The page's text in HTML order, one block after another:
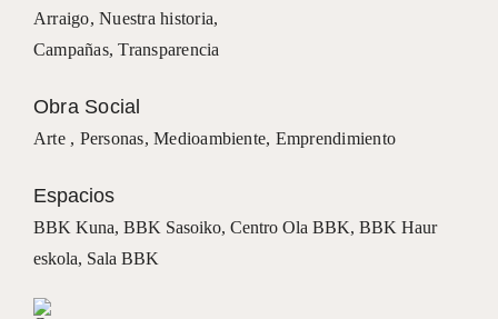
Arraigo,Nuestra historia,
Campañas, Transparencia
Obra Social
Arte , Personas,Medioambiente, Emprendimiento
Espacios
BBK Kuna, BBK Sasoiko, Centro Ola BBK, BBK Haur
eskola, Sala BBK